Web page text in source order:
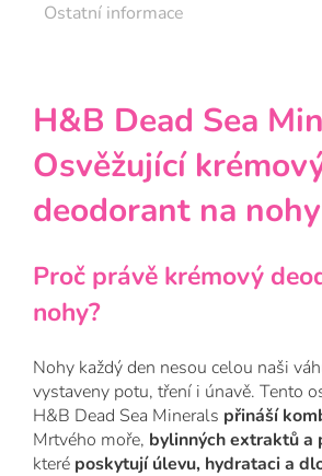
Ostatní informace
H&B Dead Sea
Osvěžující
deodorant na
Proč právě krémový
nohy?
Nohy každý den nesou celou naši
vystaveny potu, tření i únavě. Tento
H&B Dead Sea Minerals přináší
Mrtvého moře, bylinných extraktů a
které poskytují úlevu, hydrataci a